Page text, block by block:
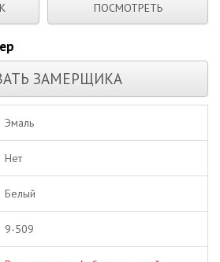
ПОСМОТРЕТЬ
ЗАМЕРЩИКА
Эмаль
Нет
Белый
9-509